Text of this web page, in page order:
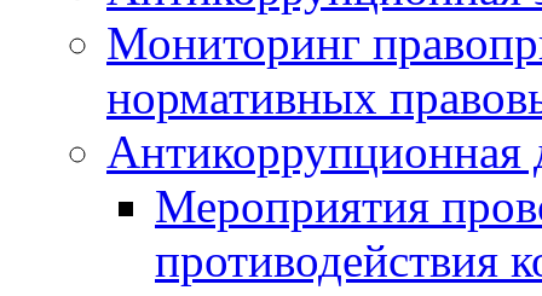
Мониторинг
нормативных
Антикоррупционная
Мероприятия
противодействия